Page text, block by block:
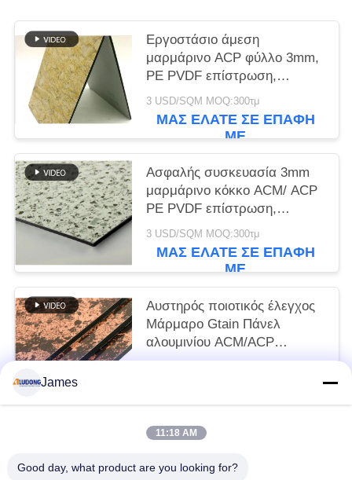
Εργοστάσιο άμεση
μαρμάρινο ACP φύλλο 3mm,
PE PVDF επίστρωση,
αδιάβροχο & αντι γρατζουνιές
για το εξωτερικό τοίχο της
βίλας γρήγορη αποστολή
3 USD/SQM MOQ:300τμ
ΜΑΣ ΕΛΆΤΕ ΣΕ ΕΠΑΦΉ
ΜΕ
Ασφαλής συσκευασία 3mm
μαρμάρινο κόκκο ACM/ ACP
PE PVDF επίστρωση,
εύκολος καθαρισμός &
ανθεκτικό στις γρατσουνιές
για πιτσιλίσματα κουζίνας σε
3 USD/SQM MOQ:300τμ
ΜΑΣ ΕΛΆΤΕ ΣΕ ΕΠΑΦΉ
ΜΕ
Αυστηρός ποιοτικός έλεγχος
Μάρμαρο Gtain Πάνελ
αλουμινίου ACM/ACP
1250*2500mm, Υψηλή
ΜΕ
James
11:18 AM
Good day, what product are you looking for?